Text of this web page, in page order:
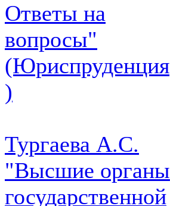
Ответы на
вопросы"
(Юриспруденция
)
Тургаева А.С.
"Высшие органы
государственной